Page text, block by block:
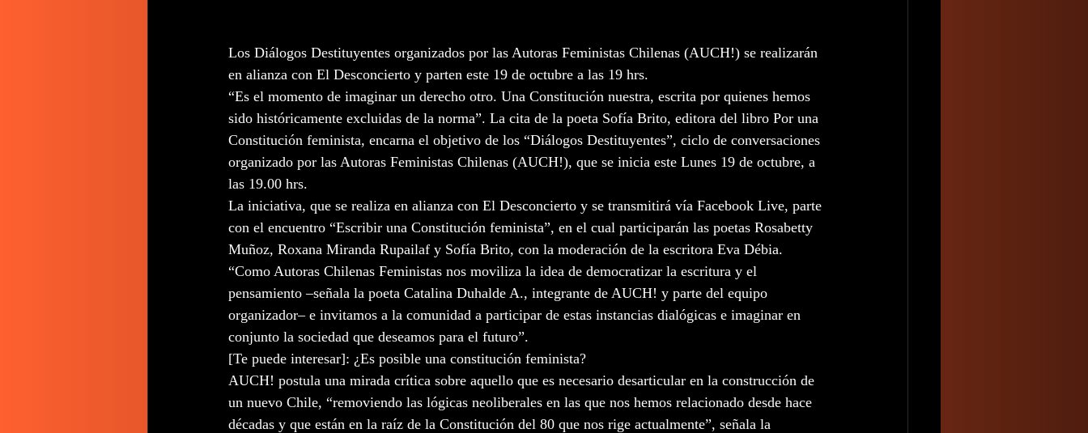
Los Diálogos Destituyentes organizados por las Autoras Feministas Chilenas (AUCH!) se realizarán
en alianza con El Desconcierto y parten este 19 de octubre a las 19 hrs.
“Es el momento de imaginar un derecho otro. Una Constitución nuestra, escrita por quienes hemos
sido históricamente excluidas de la norma”. La cita de la poeta Sofía Brito, editora del libro Por una
Constitución feminista, encarna el objetivo de los “Diálogos Destituyentes”, ciclo de conversaciones
organizado por las Autoras Feministas Chilenas (AUCH!), que se inicia este Lunes 19 de octubre, a
las 19.00 hrs.
La iniciativa, que se realiza en alianza con El Desconcierto y se transmitirá vía Facebook Live, parte
con el encuentro “Escribir una Constitución feminista”, en el cual participarán las poetas Rosabetty
Muñoz, Roxana Miranda Rupailaf y Sofía Brito, con la moderación de la escritora Eva Débia.
“Como Autoras Chilenas Feministas nos moviliza la idea de democratizar la escritura y el
pensamiento –señala la poeta Catalina Duhalde A., integrante de AUCH! y parte del equipo
organizador– e invitamos a la comunidad a participar de estas instancias dialógicas e imaginar en
conjunto la sociedad que deseamos para el futuro”.
[Te puede interesar]: ¿Es posible una constitución feminista?
AUCH! postula una mirada crítica sobre aquello que es necesario desarticular en la construcción de
un nuevo Chile, “removiendo las lógicas neoliberales en las que nos hemos relacionado desde hace
décadas y que están en la raíz de la Constitución del 80 que nos rige actualmente”, señala la